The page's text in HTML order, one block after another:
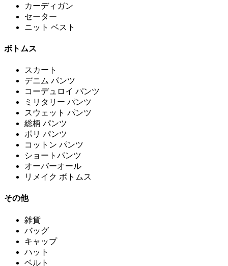
カーディガン
セーター
ニット ベスト
ボトムス
スカート
デニム パンツ
コーデュロイ パンツ
ミリタリー パンツ
スウェット パンツ
総柄 パンツ
ポリ パンツ
コットン パンツ
ショートパンツ
オーバーオール
リメイク ボトムス
その他
雑貨
バッグ
キャップ
ハット
ベルト